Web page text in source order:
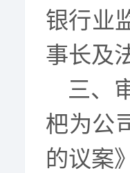
银行业
事长及
三、
杷为公
的议案